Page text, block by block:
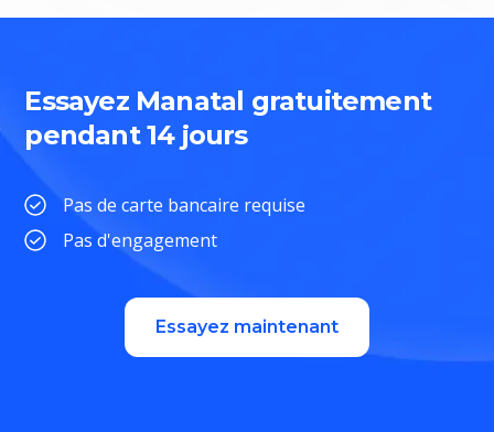
Essayez Manatal gratuitement
pendant 14 jours
Pas de carte bancaire requise
Pas d'engagement
Essayez maintenant